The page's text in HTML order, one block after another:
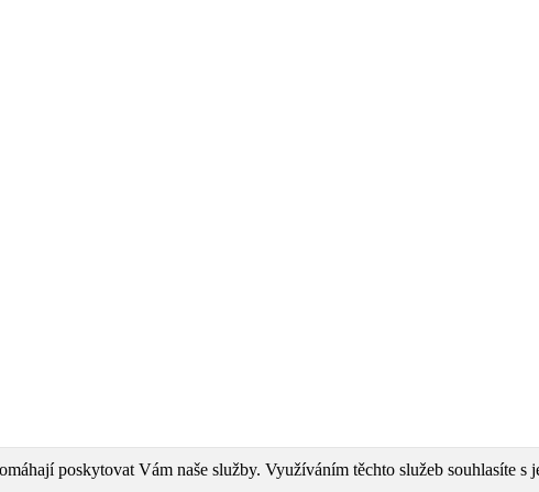
poskytovat Vám naše služby. Využíváním těchto služeb souhlasíte s